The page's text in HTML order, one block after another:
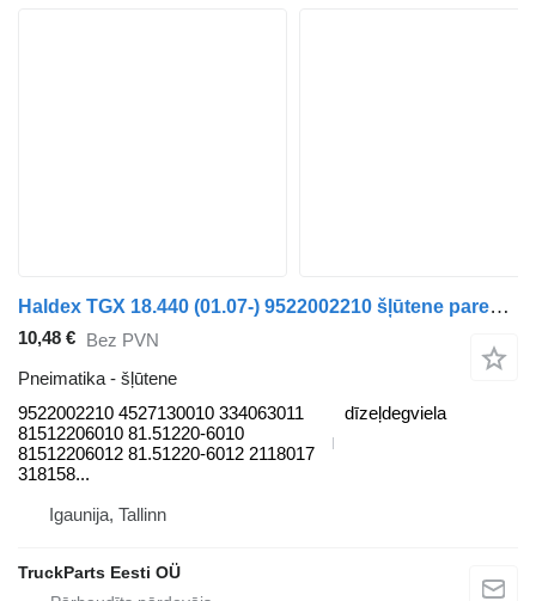
Haldex TGX 18.440 (01.07-) 9522002210 šļūtene paredzēts MAN TGL, TGM, TGS, TGX (2005-2021) kravas automašīnas
10,48 € Bez PVN
Pneimatika - šļūtene
9522002210 4527130010 334063011
81512206010 81.51220-6010
81512206012 81.51220-6012 2118017
318158...
dīzeļdegviela
Igaunija, Tallinn
TruckParts Eesti OÜ